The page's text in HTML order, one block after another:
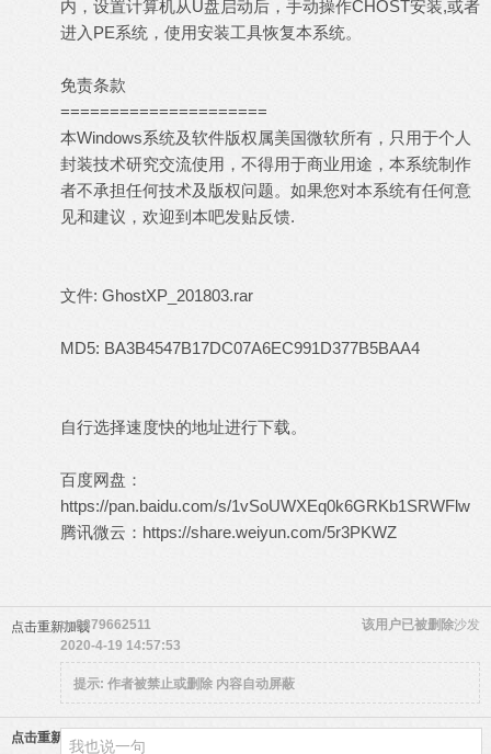
内，设置计算机从U盘启动后，手动操作CHOST安装,或者
进入PE系统，使用安装工具恢复本系统。
免责条款
=====================
本Windows系统及软件版权属美国微软所有，只用于个人
封装技术研究交流使用，不得用于商业用途，本系统制作
者不承担任何技术及版权问题。如果您对本系统有任何意
见和建议，欢迎到本吧发贴反馈.
文件: GhostXP_201803.rar
MD5: BA3B4547B17DC07A6EC991D377B5BAA4
自行选择速度快的地址进行下载。
百度网盘：
https://pan.baidu.com/s/1vSoUWXEq0k6GRKb1SRWFlw
腾讯微云： https://share.weiyun.com/5r3PKWZ
点击重新加载 沙发
qq8879662511
该用户已被删除
2020-4-19 14:57:53
提示: 作者被禁止或删除 内容自动屏蔽
点击重新加载